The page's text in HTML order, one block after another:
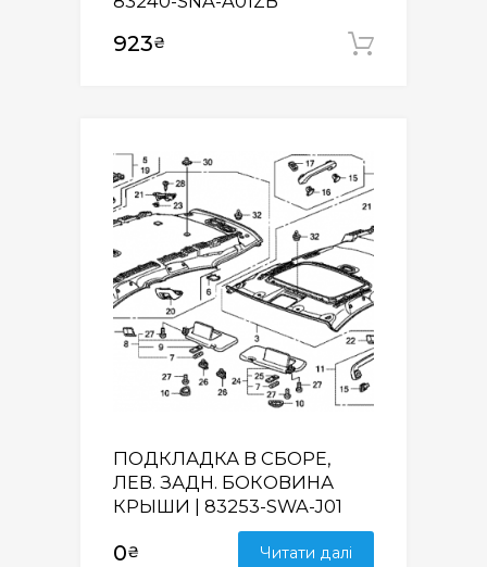
923₴
ПОДКЛАДКА В СБОРЕ,
ЛЕВ. ЗАДН. БОКОВИНА
КРЫШИ | 83253-SWA-J01
0₴ Читати далі